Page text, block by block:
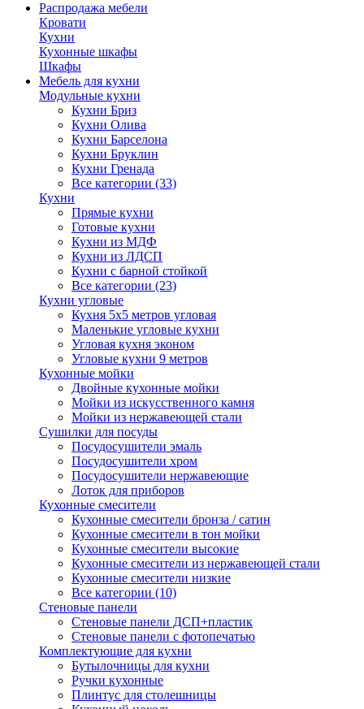
Распродажа мебели
Кровати
Кухни
Кухонные шкафы
Шкафы
Мебель для кухни
Модульные кухни
Кухни Бриз
Кухни Олива
Кухни Барселона
Кухни Бруклин
Кухни Гренада
Все категории (33)
Кухни
Прямые кухни
Готовые кухни
Кухни из МДФ
Кухни из ЛДСП
Кухни с барной стойкой
Все категории (23)
Кухни угловые
Кухня 5х5 метров угловая
Маленькие угловые кухни
Угловая кухня эконом
Угловые кухни 9 метров
Кухонные мойки
Двойные кухонные мойки
Мойки из искусственного камня
Мойки из нержавеющей стали
Сушилки для посуды
Посудосушители эмаль
Посудосушители хром
Посудосушители нержавеющие
Лоток для приборов
Кухонные смесители
Кухонные смесители бронза / сатин
Кухонные смесители в тон мойки
Кухонные смесители высокие
Кухонные смесители из нержавеющей стали
Кухонные смесители низкие
Все категории (10)
Стеновые панели
Стеновые панели ДСП+пластик
Стеновые панели с фотопечатью
Комплектующие для кухни
Бутылочницы для кухни
Ручки кухонные
Плинтус для столешницы